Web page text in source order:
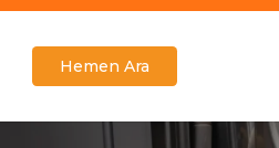
Hemen Ara